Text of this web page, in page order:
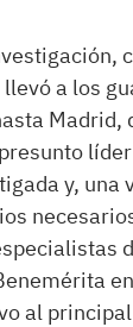
a los
Madrid,
y, una
al